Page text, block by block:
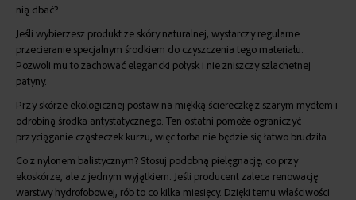
nią dbać?
Jeśli wybierzesz produkt ze skóry naturalnej, wystarczy regularne
przecieranie specjalnym środkiem do czyszczenia tego materiału.
Pozwoli mu to zachować elegancki połysk i nie zniszczy szlachetnej
patyny.
Przy skórze ekologicznej postaw na miękką ściereczkę z szarym mydłem i
odrobiną środka antystatycznego. Ten ostatni pomoże ograniczyć
przyciąganie cząsteczek kurzu, więc torba nie będzie się łatwo brudziła.
Co z nylonem balistycznym? Stosuj podobną pielęgnację, co przy
ekoskórze, ale z jednym wyjątkiem. Jeśli producent zaleca renowację
warstwy hydrofobowej, rób to co kilka miesięcy. Dzięki temu właściwości